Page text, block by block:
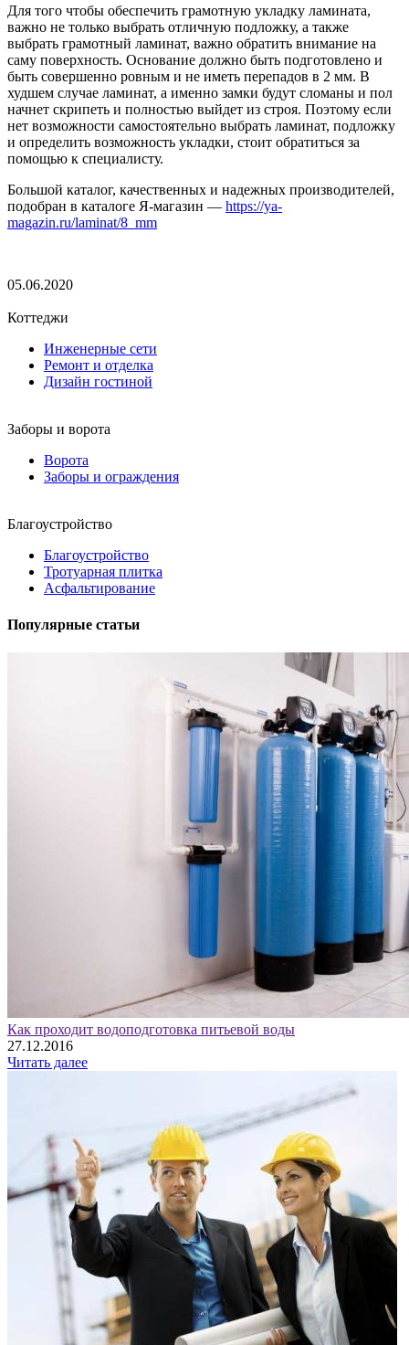
Для того чтобы обеспечить грамотную укладку ламината,
важно не только выбрать отличную подложку, а также
выбрать грамотный ламинат, важно обратить внимание на
саму поверхность. Основание должно быть подготовлено и
быть совершенно ровным и не иметь перепадов в 2 мм. В
худшем случае ламинат, а именно замки будут сломаны и пол
начнет скрипеть и полностью выйдет из строя. Поэтому если
нет возможности самостоятельно выбрать ламинат, подложку
и определить возможность укладки, стоит обратиться за
помощью к специалисту.
Большой каталог, качественных и надежных производителей,
подобран в каталоге Я-магазин — https://ya-
magazin.ru/laminat/8_mm
05.06.2020
Коттеджи
Инженерные сети
Ремонт и отделка
Дизайн гостиной
Заборы и ворота
Ворота
Заборы и ограждения
Благоустройство
Благоустройство
Тротуарная плитка
Асфальтирование
Популярные статьи
Как проходит водоподготовка питьевой воды
27.12.2016
Читать далее